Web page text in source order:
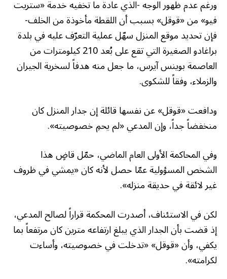
ورغم عدم ظهور الوجه -الذي عادة ما تخفيه خدمة «ستريت
فيو» من «قوقل» بسبب أن اللقطة مأخوذة من الخلف-
فإن تحديد موقع المنزل سهّل عملية التعرّف عليه في بلدة
براغادو الصغيرة التي تقع على بُعد 210 كيلومترات من
العاصمة بوينس آيرس، ما جعل منه هدفاً لسخرية الجيران
والزملاء، وفقاً للشكوى.
ودافعت «قوقل» عن نفسها قائلة إن جدار المنزل كان
منخفضاً جداً، وإن المدعي «لم يحمِ خصوصيته».
وفي المحاكمة الأولى العام الماضي، حمّل قاضٍ هذا
الشخص المسؤولية عمّا حصل لأنه كان «يمشي في ظروف
غير لائقة في حديقة منزله».
لكن في الاستئناف، أصدرت المحكمة قراراً لصالح المدعي،
إذ قضت بأن الجدار الذي يبلغ ارتفاعه مترين كان مرتفعاً بما
يكفي، وأن «قوقل» «تدخلت في خصوصيته، وأساءت
لكرامته».